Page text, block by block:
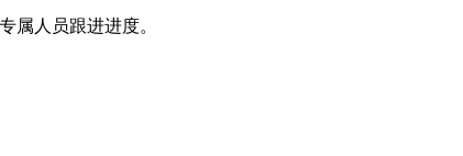
属人员跟进进度。